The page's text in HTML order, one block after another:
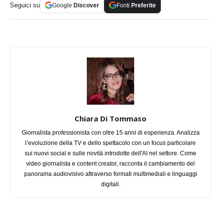
Seguici su Google Discover Fonti Preferite
Chiara Di Tommaso
Giornalista professionista con oltre 15 anni di esperienza. Analizza
l’evoluzione della TV e dello spettacolo con un focus particolare
sui nuovi social e sulle novità introdotte dell'AI nel settore. Come
video giornalista e content creator, racconta il cambiamento del
panorama audiovisivo attraverso formati multimediali e linguaggi
digitali.